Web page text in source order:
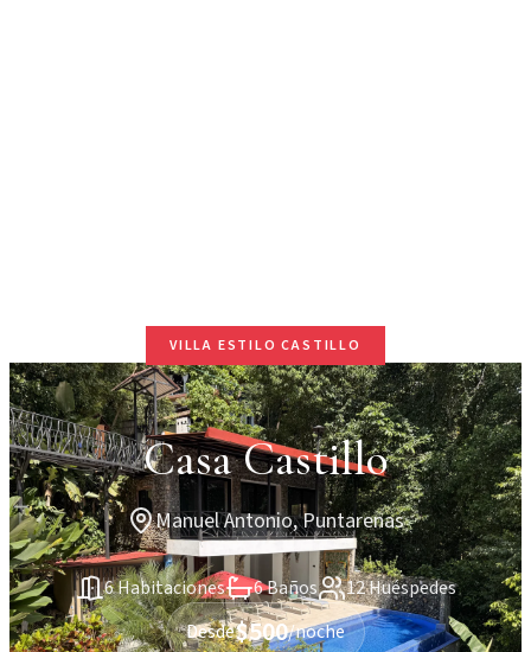
VILLA ESTILO CASTILLO
Casa Castillo
Manuel Antonio, Puntarenas
6 Habitaciones 6 Baños
12 Huéspedes
Desde$500/noche